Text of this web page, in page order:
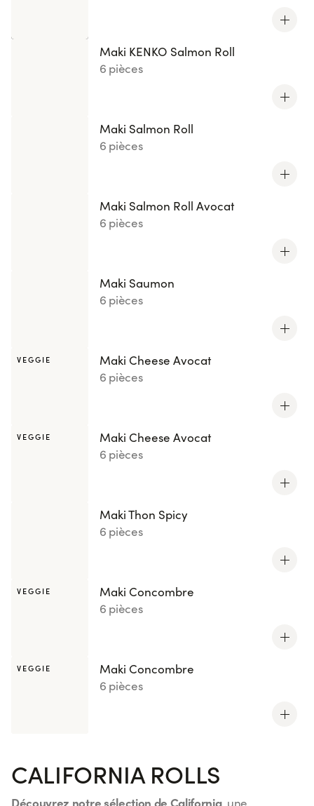
Maki KENKO Salmon Roll
6 pièces
Maki Salmon Roll
6 pièces
Maki Salmon Roll Avocat
6 pièces
Maki Saumon
6 pièces
VEGGIE
Maki Cheese Avocat
6 pièces
VEGGIE
Maki Cheese Avocat
6 pièces
Maki Thon Spicy
6 pièces
VEGGIE
Maki Concombre
6 pièces
VEGGIE
Maki Concombre
6 pièces
CALIFORNIA ROLLS
Découvrez notre sélection de California